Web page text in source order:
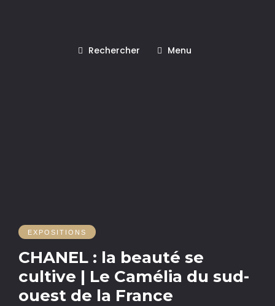
Rechercher Menu
EXPOSITIONS
CHANEL : la beauté se
cultive | Le Camélia du sud-
ouest de la France